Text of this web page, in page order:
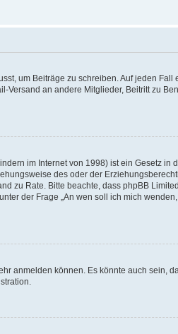
um Beiträge zu schreiben. Auf jeden Fall
an andere Mitglieder, Beitritt zu
im Internet von 1998) ist ein Gesetz in
des oder der
zu Rate. Bitte beachte, dass phpBB
der Frage „An wen soll ich mich
anmelden können. Es könnte auch sein,